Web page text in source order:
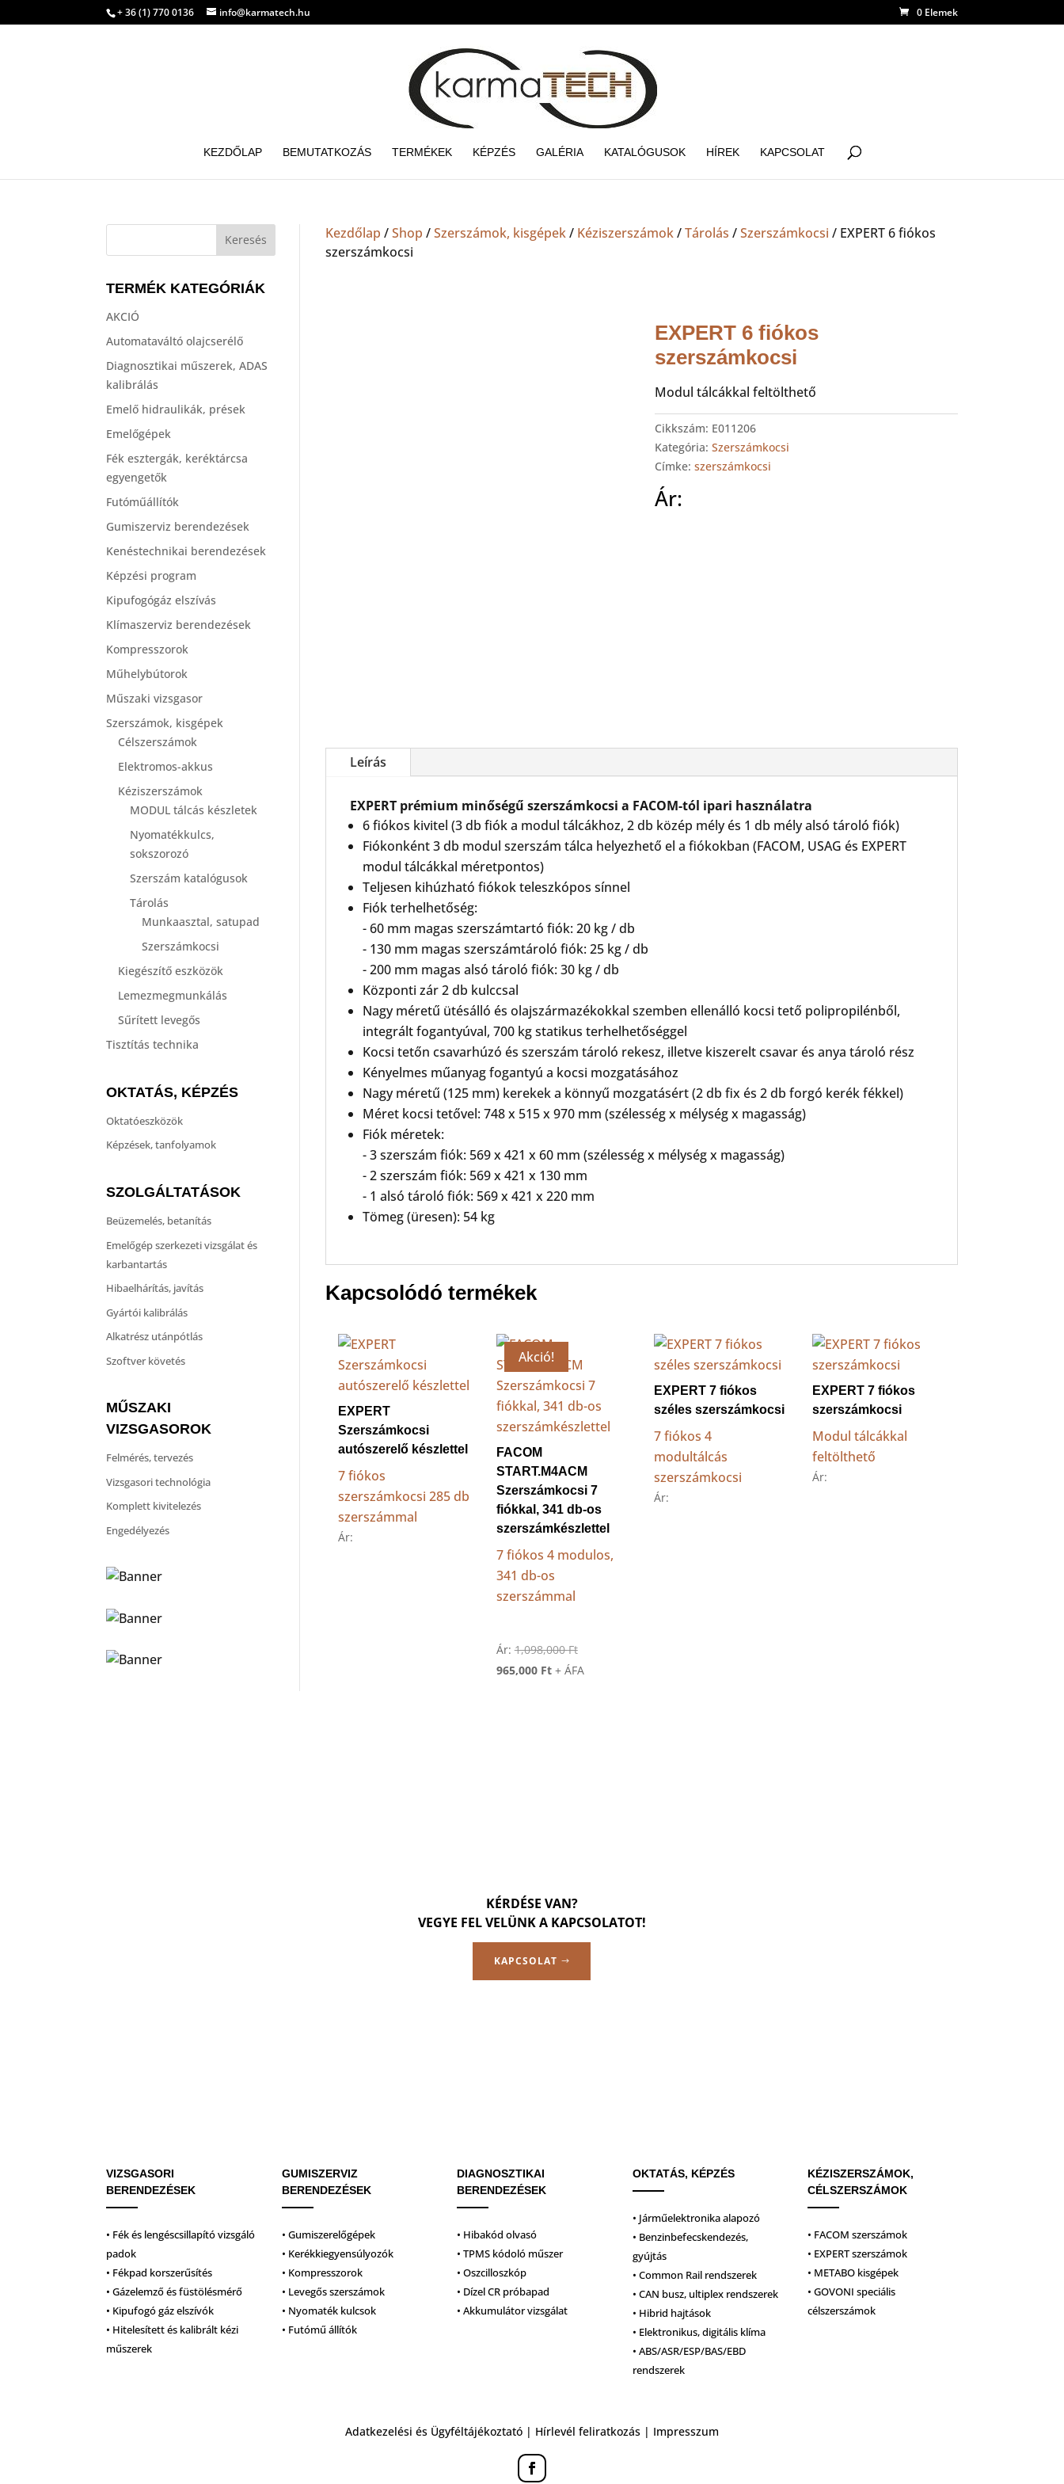
+ 36 (1) 770 0136 info@karmatech.hu 0 Elemek
KEZDŐLAP BEMUTATKOZÁS TERMÉKEK KÉPZÉS GALÉRIA KATALÓGUSOK HÍREK KAPCSOLAT
TERMÉK KATEGÓRIÁK
AKCIÓ
Automataváltó olajcserélő
Diagnosztikai műszerek, ADAS
kalibrálás
Emelő hidraulikák, prések
Emelőgépek
Fék esztergák, keréktárcsa
egyengetők
Futóműállítók
Gumiszerviz berendezések
Kenéstechnikai berendezések
Képzési program
Kipufogógáz elszívás
Klímaszerviz berendezések
Kompresszorok
Műhelybútorok
Műszaki vizsgasor
Szerszámok, kisgépek
Célszerszámok
Elektromos-akkus
Kéziszerszámok
MODUL tálcás készletek
Nyomatékkulcs,
sokszorozó
Szerszám katalógusok
Tárolás
Munkaasztal, satupad
Szerszámkocsi
Kiegészítő eszközök
Lemezmegmunkálás
Sűrített levegős
Tisztítás technika
OKTATÁS, KÉPZÉS
Oktatóeszközök
Képzések, tanfolyamok
SZOLGÁLTATÁSOK
Beüzemelés, betanítás
Emelőgép szerkezeti vizsgálat és
karbantartás
Hibaelhárítás, javítás
Gyártói kalibrálás
Alkatrész utánpótlás
Szoftver követés
MŰSZAKI
VIZSGASOROK
Felmérés, tervezés
Vizsgasori technológia
Komplett kivitelezés
Engedélyezés
Kezdőlap /Shop /Szerszámok, kisgépek/ Kéziszerszámok/Tárolás /Szerszámkocsi / EXPERT 6 fiókos
szerszámkocsi
EXPERT 6 fiókos
szerszámkocsi
Modul tálcákkal feltölthető
Cikkszám: E011206
Kategória: Szerszámkocsi
Címke: szerszámkocsi
Ár:
Leírás
EXPERT prémium minőségű szerszámkocsi a FACOM-tól ipari használatra
6 fiókos kivitel (3 db fiók a modul tálcákhoz, 2 db közép mély és 1 db mély alsó tároló fiók)
Fiókonként 3 db modul szerszám tálca helyezhető el a fiókokban (FACOM, USAG és EXPERT
modul tálcákkal méretpontos)
Teljesen kihúzható fiókok teleszkópos sínnel
Fiók terhelhetőség:
- 60 mm magas szerszámtartó fiók: 20 kg / db
- 130 mm magas szerszámtároló fiók: 25 kg / db
- 200 mm magas alsó tároló fiók: 30 kg / db
Központi zár 2 db kulccsal
Nagy méretű ütésálló és olajszármazékokkal szemben ellenálló kocsi tető polipropilénből,
integrált fogantyúval, 700 kg statikus terhelhetőséggel
Kocsi tetőn csavarhúzó és szerszám tároló rekesz, illetve kiszerelt csavar és anya tároló rész
Kényelmes műanyag fogantyú a kocsi mozgatásához
Nagy méretű (125 mm) kerekek a könnyű mozgatásért (2 db fix és 2 db forgó kerék fékkel)
Méret kocsi tetővel: 748 x 515 x 970 mm (szélesség x mélység x magasság)
Fiók méretek:
- 3 szerszám fiók: 569 x 421 x 60 mm (szélesség x mélység x magasság)
- 2 szerszám fiók: 569 x 421 x 130 mm
- 1 alsó tároló fiók: 569 x 421 x 220 mm
Tömeg (üresen): 54 kg
Kapcsolódó termékek
EXPERT
Szerszámkocsi
autószerelő készlettel
7 fiókos
szerszámkocsi 285 db
szerszámmal
Ár:
Akció!
FACOM
START.M4ACM
Szerszámkocsi 7
fiókkal, 341 db-os
szerszámkészlettel
7 fiókos 4 modulos,
341 db-os
szerszámmal
Ár:1,098,000FtOriginal
price
965,000 FtCurrent
+ ÁFA
EXPERT 7 fiókos
széles szerszámkocsi
7 fiókos 4
modultálcás
szerszámkocsi
Ár:
EXPERT 7 fiókos
szerszámkocsi
Modul tálcákkal
feltölthető
Ár:
KÉRDÉSE VAN?
VEGYE FEL VELÜNK A KAPCSOLATOT!
KAPCSOLAT
VIZSGASORI
BERENDEZÉSEK
• Fék és lengéscsillapító vizsgáló
padok
• Fékpad korszerűsítés
• Gázelemző és füstölésmérő
• Kipufogó gáz elszívók
• Hitelesített és kalibrált kézi
műszerek
GUMISZERVIZ
BERENDEZÉSEK
• Gumiszerelőgépek
• Kerékkiegyensúlyozók
• Kompresszorok
• Levegős szerszámok
• Nyomaték kulcsok
• Futómű állítók
DIAGNOSZTIKAI
BERENDEZÉSEK
• Hibakód olvasó
• TPMS kódoló műszer
• Oszcilloszkóp
• Dízel CR próbapad
• Akkumulátor vizsgálat
OKTATÁS, KÉPZÉS
• Járműelektronika alapozó
• Benzinbefecskendezés,
gyújtás
• Common Rail rendszerek
• CAN busz, ultiplex rendszerek
• Hibrid hajtások
• Elektronikus, digitális klíma
• ABS/ASR/ESP/BAS/EBD
rendszerek
KÉZISZERSZÁMOK,
CÉLSZERSZÁMOK
• FACOM szerszámok
• EXPERT szerszámok
• METABO kisgépek
• GOVONI speciális
célszerszámok
Adatkezelési és Ügyféltájékoztató | Hírlevél feliratkozás | Impresszum